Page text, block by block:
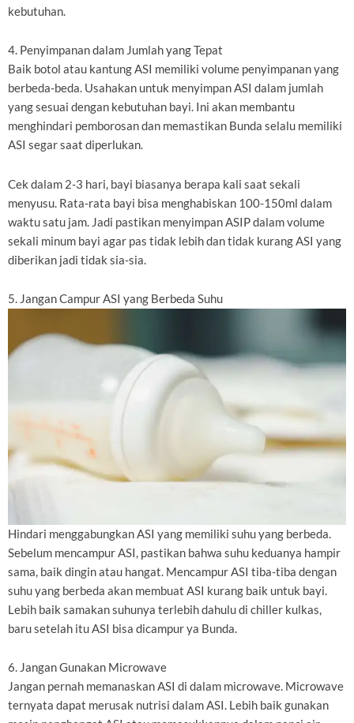
kebutuhan.
4. Penyimpanan dalam Jumlah yang Tepat
Baik botol atau kantung ASI memiliki volume penyimpanan yang
berbeda-beda. Usahakan untuk menyimpan ASI dalam jumlah
yang sesuai dengan kebutuhan bayi. Ini akan membantu
menghindari pemborosan dan memastikan Bunda selalu memiliki
ASI segar saat diperlukan.
Cek dalam 2-3 hari, bayi biasanya berapa kali saat sekali
menyusu. Rata-rata bayi bisa menghabiskan 100-150ml dalam
waktu satu jam. Jadi pastikan menyimpan ASIP dalam volume
sekali minum bayi agar pas tidak lebih dan tidak kurang ASI yang
diberikan jadi tidak sia-sia.
5. Jangan Campur ASI yang Berbeda Suhu
Hindari menggabungkan ASI yang memiliki suhu yang berbeda.
Sebelum mencampur ASI, pastikan bahwa suhu keduanya hampir
sama, baik dingin atau hangat. Mencampur ASI tiba-tiba dengan
suhu yang berbeda akan membuat ASI kurang baik untuk bayi.
Lebih baik samakan suhunya terlebih dahulu di chiller kulkas,
baru setelah itu ASI bisa dicampur ya Bunda.
6. Jangan Gunakan Microwave
Jangan pernah memanaskan ASI di dalam microwave. Microwave
ternyata dapat merusak nutrisi dalam ASI. Lebih baik gunakan